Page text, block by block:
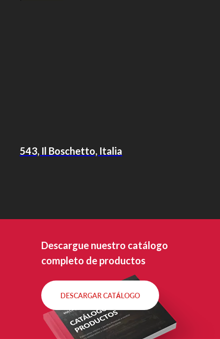
543, Il Boschetto, Italia
Descargue nuestro catálogo
completo de productos
DESCARGAR CATÁLOGO